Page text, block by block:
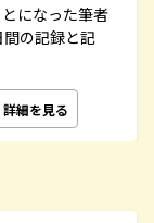
になった筆者
の記録と記
詳細を見る